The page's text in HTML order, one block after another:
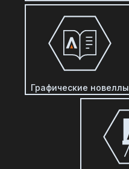
Графические новеллы